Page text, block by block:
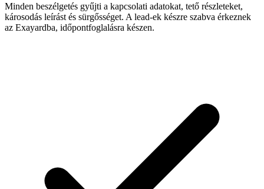
Minden beszélgetés gyűjti a kapcsolati adatokat, tető részleteket,
károsodás leírást és sürgősséget. A lead-ek készre szabva érkeznek
az Exayardba, időpontfoglalásra készen.